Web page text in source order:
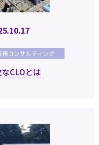
務コンサルティング
CLOとは